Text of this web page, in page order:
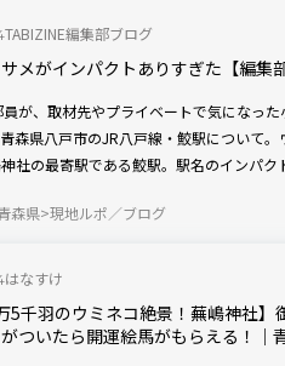
TABIZINE編集部ブログ
メがインパクトありすぎた【編集
員が、取材先やプライベートで気になっ
森県八戸市のJR八戸線・鮫駅について
社の最寄駅である鮫駅。駅名のインパク
森県 現地ルポ／ブログ
はなすけ
5千羽のウミネコ絶景！蕪嶋神社】
ついたら開運絵馬がもらえる！｜